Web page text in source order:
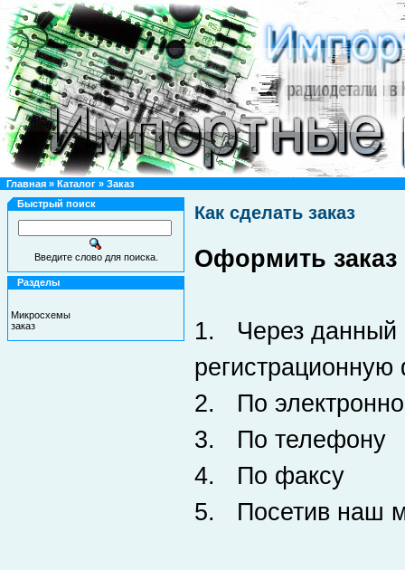
Главная » Каталог » Заказ
Быстрый поиск
Введите слово для поиска.
Разделы
Микросхемы
заказ
Как сделать заказ
Оформить
1. Через данный
2. По
3. По телефону
4. По факсу
5. Посетив наш